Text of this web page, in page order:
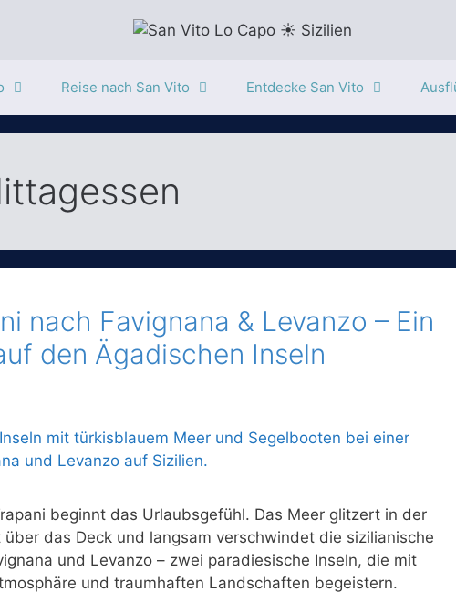
Reise nach San Vito Entdecke San Vito
nach Favignana & Levanzo – Ein
den Ägadischen Inseln
beginnt das Urlaubsgefühl. Das Meer glitzert in der
das Deck und langsam verschwindet die sizilianische
und Levanzo – zwei paradiesische Inseln, die mit
und traumhaften Landschaften begeistern.